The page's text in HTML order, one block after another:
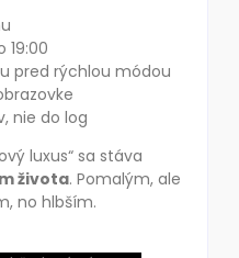
19:00
pred rýchlou módou
nie do log
luxus“ sa stáva
života. Pomalým, ale
no hlbším.